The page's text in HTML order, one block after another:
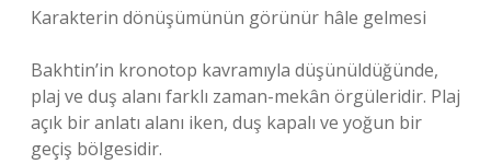
Karakterin dönüşümünün görünür hâle gelmesi
Bakhtin’in kronotop kavramıyla düşünüldüğünde,
plaj ve duş alanı farklı zaman-mekân örgüleridir. Plaj
açık bir anlatı alanı iken, duş kapalı ve yoğun bir
geçiş bölgesidir.